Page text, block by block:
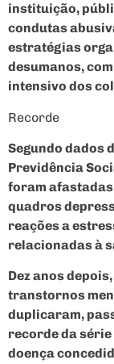
instituição,
condutas
estratégias
desumanos,
intensivo dos
Recorde
Segundo dados
Previdência
foram
quadros
reações a
relacionadas à
Dez anos
transtornos
duplicaram,
recorde da
doença